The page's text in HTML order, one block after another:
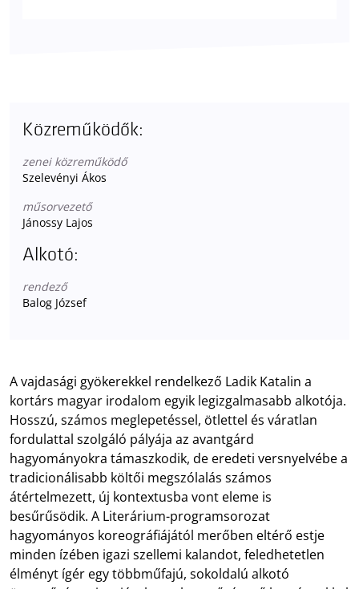
Közreműködők:
zenei közreműködő
Szelevényi Ákos
műsorvezető
Jánossy Lajos
Alkotó:
rendező
Balog József
A vajdasági gyökerekkel rendelkező Ladik Katalin a
kortárs magyar irodalom egyik legizgalmasabb alkotója.
Hosszú, számos meglepetéssel, ötlettel és váratlan
fordulattal szolgáló pályája az avantgárd
hagyományokra támaszkodik, de eredeti versnyelvébe a
tradicionálisabb költői megszólalás számos
átértelmezett, új kontextusba vont eleme is
besűrűsödik. A Literárium-programsorozat
hagyományos koreográfiájától merőben eltérő estje
minden ízében igazi szellemi kalandot, feledhetetlen
élményt ígér egy többműfajú, sokoldalú alkotó